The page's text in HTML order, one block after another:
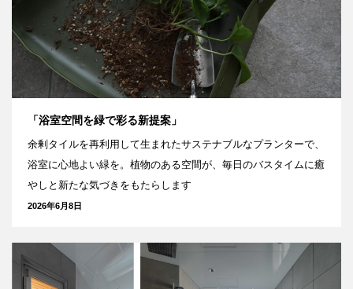
「浴室空間を緑で彩る新提案」
余剰タイルを再利用して生まれたサステナブルなプランターで、
浴室に心地よい緑を。植物のある空間が、毎日のバスタイムに癒
やしと新たな気づきをもたらします
2026年6月8日